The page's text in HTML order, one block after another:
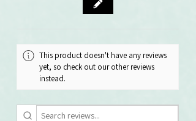
This product doesn't have any reviews
yet, so check out our other reviews
instead.